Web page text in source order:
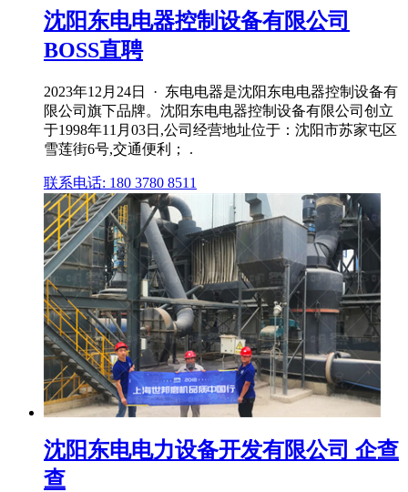
沈阳东电电器控制设备有限公司
BOSS直聘
2023年12月24日 · 东电电器是沈阳东电电器控制设备有
限公司旗下品牌。沈阳东电电器控制设备有限公司创立
于1998年11月03日,公司经营地址位于：沈阳市苏家屯区
雪莲街6号,交通便利； .
联系电话: 180 3780 8511
沈阳东电电力设备开发有限公司 企查
查